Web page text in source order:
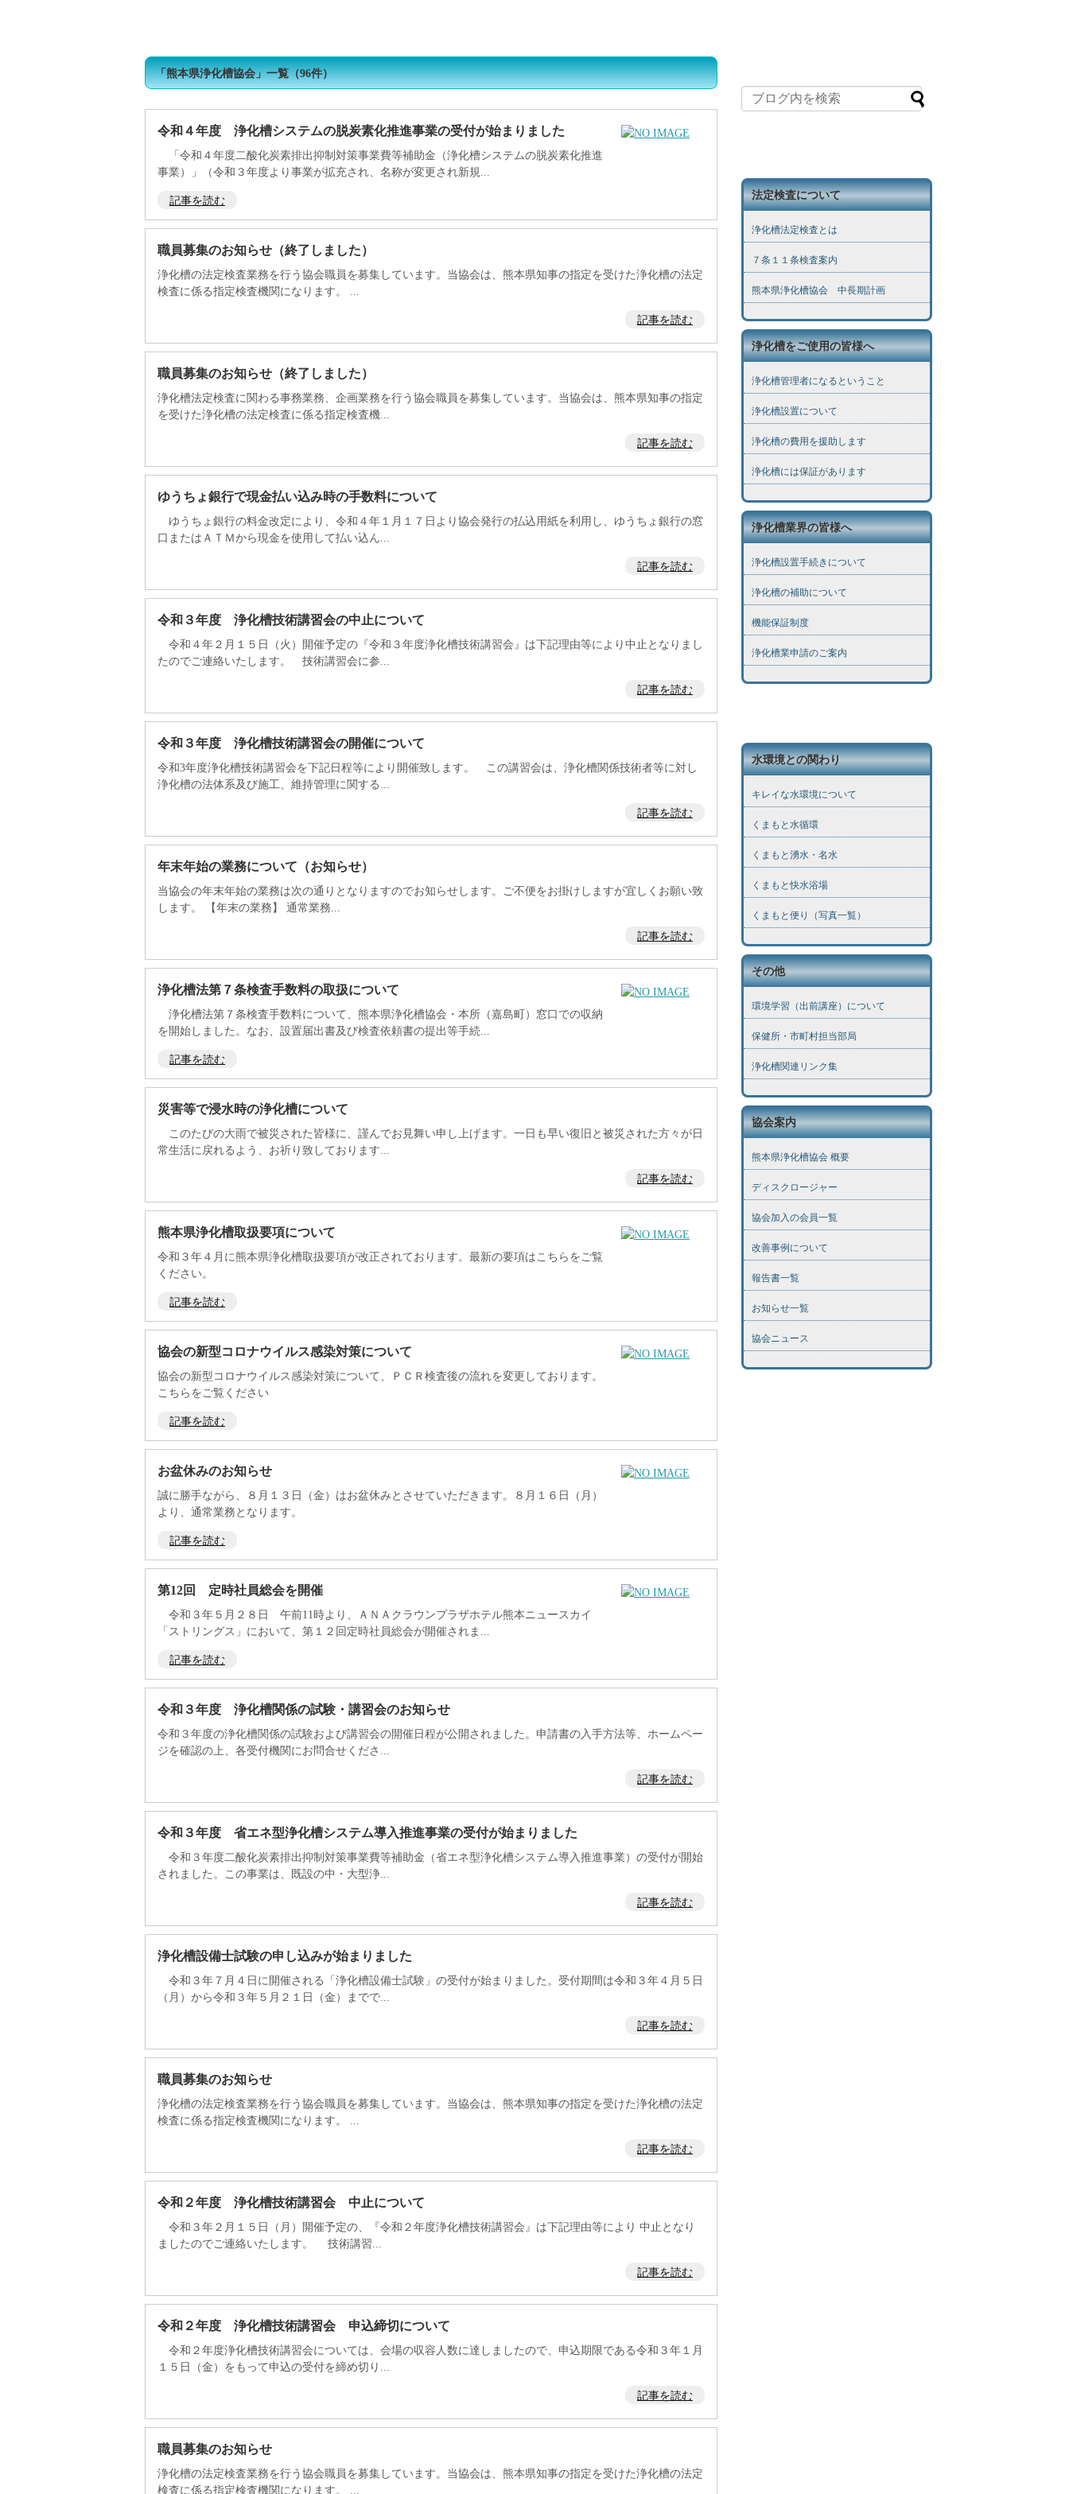
「熊本県浄化槽協会」一覧（96件）
令和４年度 浄化槽システムの脱炭素化推進事業の受付が始まりました
「令和４年度二酸化炭素排出抑制対策事業費等補助金（浄化槽システムの脱炭素化推進
事業）」（令和３年度より事業が拡充され、名称が変更され新規...
記事を読む
職員募集のお知らせ（終了しました）
浄化槽の法定検査業務を行う協会職員を募集しています。当協会は、熊本県知事の指定を受けた浄化槽の法定
検査に係る指定検査機関になります。 ...
記事を読む
職員募集のお知らせ（終了しました）
浄化槽法定検査に関わる事務業務、企画業務を行う協会職員を募集しています。当協会は、熊本県知事の指定
を受けた浄化槽の法定検査に係る指定検査機...
記事を読む
ゆうちょ銀行で現金払い込み時の手数料について
ゆうちょ銀行の料金改定により、令和４年１月１７日より協会発行の払込用紙を利用し、ゆうちょ銀行の窓
口またはＡＴＭから現金を使用して払い込ん...
記事を読む
令和３年度 浄化槽技術講習会の中止について
令和４年２月１５日（火）開催予定の『令和３年度浄化槽技術講習会』は下記理由等により中止となりまし
たのでご連絡いたします。 技術講習会に参...
記事を読む
令和３年度 浄化槽技術講習会の開催について
令和3年度浄化槽技術講習会を下記日程等により開催致します。 この講習会は、浄化槽関係技術者等に対し
浄化槽の法体系及び施工、維持管理に関する...
記事を読む
年末年始の業務について（お知らせ）
当協会の年末年始の業務は次の通りとなりますのでお知らせします。ご不便をお掛けしますが宜しくお願い致
します。 【年末の業務】 通常業務...
記事を読む
浄化槽法第７条検査手数料の取扱について
浄化槽法第７条検査手数料について、熊本県浄化槽協会・本所（嘉島町）窓口での収納
を開始しました。なお、設置届出書及び検査依頼書の提出等手続...
記事を読む
災害等で浸水時の浄化槽について
このたびの大雨で被災された皆様に、謹んでお見舞い申し上げます。一日も早い復旧と被災された方々が日
常生活に戻れるよう、お祈り致しております...
記事を読む
熊本県浄化槽取扱要項について
令和３年４月に熊本県浄化槽取扱要項が改正されております。最新の要項はこちらをご覧
ください。
記事を読む
協会の新型コロナウイルス感染対策について
協会の新型コロナウイルス感染対策について、ＰＣＲ検査後の流れを変更しております。
こちらをご覧ください
記事を読む
お盆休みのお知らせ
誠に勝手ながら、８月１３日（金）はお盆休みとさせていただきます。８月１６日（月）
より、通常業務となります。
記事を読む
第12回 定時社員総会を開催
令和３年５月２８日 午前11時より、ＡＮＡクラウンプラザホテル熊本ニュースカイ
「ストリングス」において、第１２回定時社員総会が開催されま...
記事を読む
令和３年度 浄化槽関係の試験・講習会のお知らせ
令和３年度の浄化槽関係の試験および講習会の開催日程が公開されました。申請書の入手方法等、ホームペー
ジを確認の上、各受付機関にお問合せくださ...
記事を読む
令和３年度 省エネ型浄化槽システム導入推進事業の受付が始まりました
令和３年度二酸化炭素排出抑制対策事業費等補助金（省エネ型浄化槽システム導入推進事業）の受付が開始
されました。この事業は、既設の中・大型浄...
記事を読む
浄化槽設備士試験の申し込みが始まりました
令和３年７月４日に開催される「浄化槽設備士試験」の受付が始まりました。受付期間は令和３年４月５日
（月）から令和３年５月２１日（金）までで...
記事を読む
職員募集のお知らせ
浄化槽の法定検査業務を行う協会職員を募集しています。当協会は、熊本県知事の指定を受けた浄化槽の法定
検査に係る指定検査機関になります。 ...
記事を読む
令和２年度 浄化槽技術講習会 中止について
令和３年２月１５日（月）開催予定の、『令和２年度浄化槽技術講習会』は下記理由等により 中止となり
ましたのでご連絡いたします。 技術講習...
記事を読む
令和２年度 浄化槽技術講習会 申込締切について
令和２年度浄化槽技術講習会については、会場の収容人数に達しましたので、申込期限である令和３年１月
１５日（金）をもって申込の受付を締め切り...
記事を読む
職員募集のお知らせ
浄化槽の法定検査業務を行う協会職員を募集しています。当協会は、熊本県知事の指定を受けた浄化槽の法定
検査に係る指定検査機関になります。 ...
法定検査について
浄化槽法定検査とは
７条１１条検査案内
熊本県浄化槽協会 中長期計画
浄化槽をご使用の皆様へ
浄化槽管理者になるということ
浄化槽設置について
浄化槽の費用を援助します
浄化槽には保証があります
浄化槽業界の皆様へ
浄化槽設置手続きについて
浄化槽の補助について
機能保証制度
浄化槽業申請のご案内
水環境との関わり
キレイな水環境について
くまもと水循環
くまもと湧水・名水
くまもと快水浴場
くまもと便り（写真一覧）
その他
環境学習（出前講座）について
保健所・市町村担当部局
浄化槽関連リンク集
協会案内
熊本県浄化槽協会 概要
ディスクロージャー
協会加入の会員一覧
改善事例について
報告書一覧
お知らせ一覧
協会ニュース